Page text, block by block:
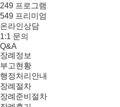
249 프로그램
549 프리미엄
온라인상담
1:1 문의
Q&A
장례정보
부고현황
행정처리안내
장례절차
장례준비절차